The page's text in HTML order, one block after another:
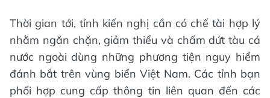
Thời gian tới, tỉnh kiến nghị cần có chế tài hợp lý
nhằm ngăn chặn, giảm thiểu và chấm dứt tàu cá
nước ngoài dùng những phương tiện nguy hiểm
đánh bắt trên vùng biển Việt Nam. Các tỉnh bạn
phối hợp cung cấp thông tin liên quan đến các